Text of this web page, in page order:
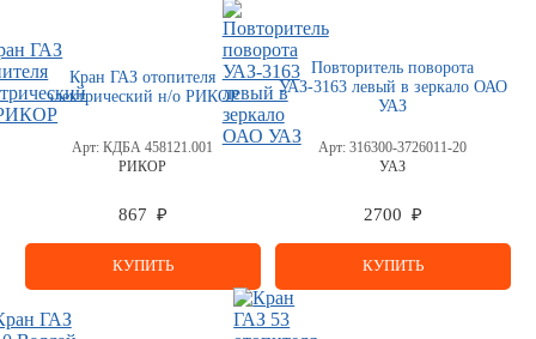
Кран ГАЗ отопителя
электрический н/о РИКОР
Арт: КДБА 458121.001
РИКОР
867 ₽
КУПИТЬ
Повторитель поворота
УАЗ-3163 левый в зеркало ОАО
УАЗ
Арт: 316300-3726011-20
УАЗ
2700 ₽
КУПИТЬ